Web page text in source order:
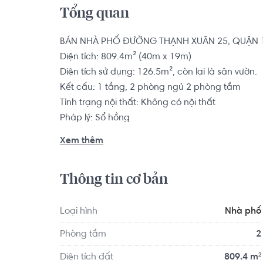
Tổng quan
BÁN NHÀ PHỐ ĐƯỜNG THẠNH XUÂN 25, QUẬN
Diện tích: 809.4m² (40m x 19m)
Diện tích sử dụng: 126.5m², còn lại là sân vườn.
Kết cấu: 1 tầng, 2 phòng ngủ 2 phòng tắm
Tình trạng nội thất: Không có nội thất
Pháp lý: Sổ hồng
BGym Club Fitness & Yoga khoảng 10.0km.
Xem thêm
Thông tin cơ bản
Loại hình Nhà phố
Phòng tắm 2
Diện tích đất 809.4 m²